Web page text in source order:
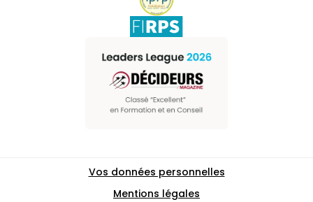
Vos données personnelles
Mentions légales